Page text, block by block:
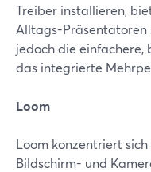
Treiber installieren,
Alltags-Präsentatoren
jedoch die einfachere,
das integrierte
Loom
Loom konzentriert
Bildschirm- und